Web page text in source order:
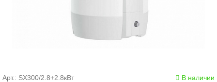
Арт.: SX300/2.8+2.8кВт В наличии